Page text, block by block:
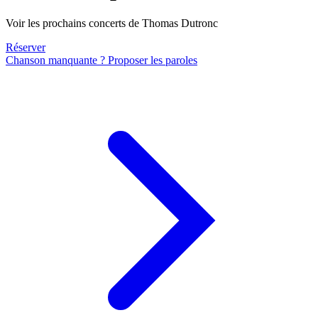
Voir les prochains concerts de Thomas Dutronc
Réserver
Chanson manquante ? Proposer les paroles